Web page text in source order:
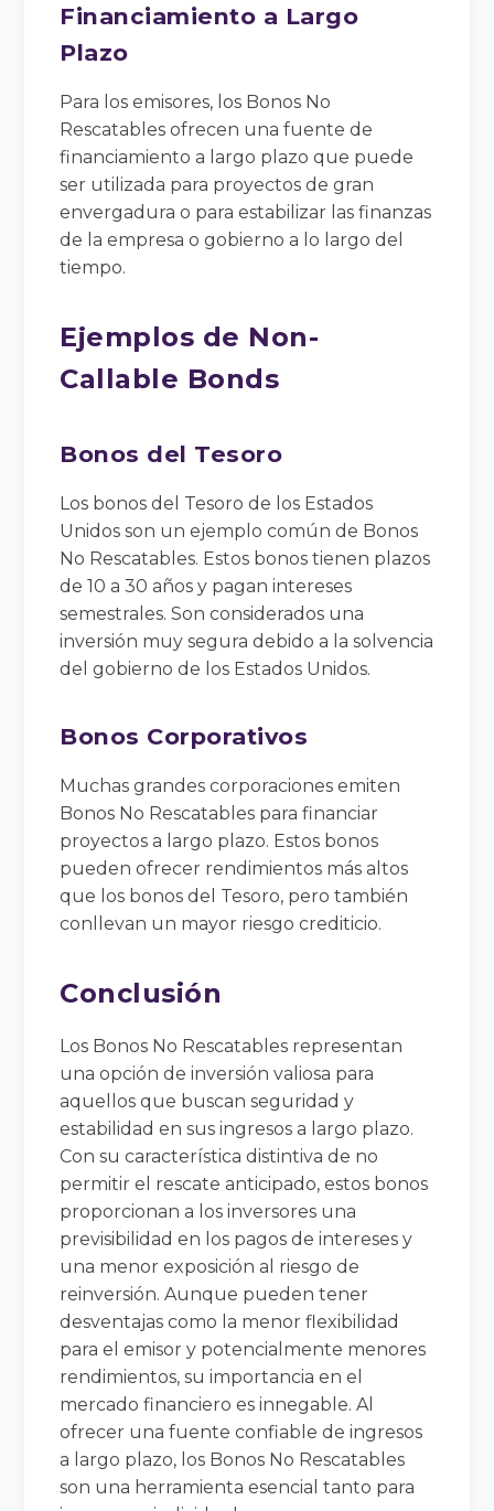
Financiamiento a Largo
Plazo
Para los emisores, los Bonos No
Rescatables ofrecen una fuente de
financiamiento a largo plazo que puede
ser utilizada para proyectos de gran
envergadura o para estabilizar las finanzas
de la empresa o gobierno a lo largo del
tiempo.
Ejemplos de Non-
Callable Bonds
Bonos del Tesoro
Los bonos del Tesoro de los Estados
Unidos son un ejemplo común de Bonos
No Rescatables. Estos bonos tienen plazos
de 10 a 30 años y pagan intereses
semestrales. Son considerados una
inversión muy segura debido a la solvencia
del gobierno de los Estados Unidos.
Bonos Corporativos
Muchas grandes corporaciones emiten
Bonos No Rescatables para financiar
proyectos a largo plazo. Estos bonos
pueden ofrecer rendimientos más altos
que los bonos del Tesoro, pero también
conllevan un mayor riesgo crediticio.
Conclusión
Los Bonos No Rescatables representan
una opción de inversión valiosa para
aquellos que buscan seguridad y
estabilidad en sus ingresos a largo plazo.
Con su característica distintiva de no
permitir el rescate anticipado, estos bonos
proporcionan a los inversores una
previsibilidad en los pagos de intereses y
una menor exposición al riesgo de
reinversión. Aunque pueden tener
desventajas como la menor flexibilidad
para el emisor y potencialmente menores
rendimientos, su importancia en el
mercado financiero es innegable. Al
ofrecer una fuente confiable de ingresos
a largo plazo, los Bonos No Rescatables
son una herramienta esencial tanto para